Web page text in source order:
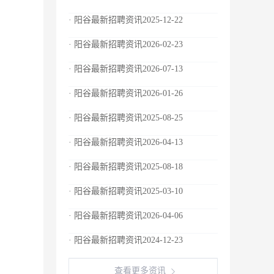
· 阳谷最新招聘资讯2025-12-22
· 阳谷最新招聘资讯2026-02-23
· 阳谷最新招聘资讯2026-07-13
· 阳谷最新招聘资讯2026-01-26
· 阳谷最新招聘资讯2025-08-25
· 阳谷最新招聘资讯2026-04-13
· 阳谷最新招聘资讯2025-08-18
· 阳谷最新招聘资讯2025-03-10
· 阳谷最新招聘资讯2026-04-06
· 阳谷最新招聘资讯2024-12-23
查看更多资讯